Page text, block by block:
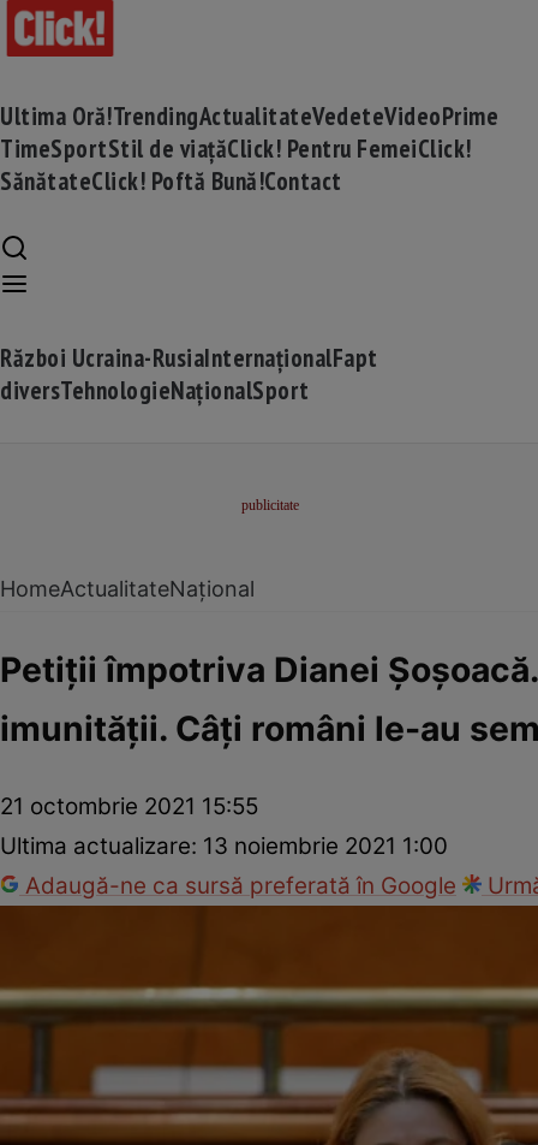
Ultima Oră!TrendingActualitateVedeteVideoPrime
TimeSportStil de viațăClick! Pentru FemeiClick!
SănătateClick! Poftă Bună!Contact
Război Ucraina-RusiaInternaționalFapt
diversTehnologieNaționalSport
HomeActualitateNațional
Petiții împotriva Dianei
imunității. Câți români le-au
21 octombrie 2021 15:55
Ultima actualizare: 13 noiembrie 2021 1:00
Adaugă-ne ca sursă preferată în Google